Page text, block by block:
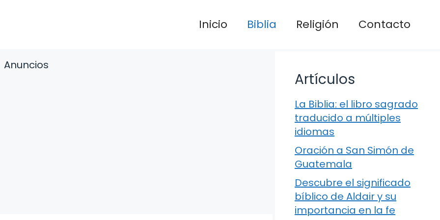
Inicio Biblia Religión Contacto
Anuncios
Artículos
La Biblia: el libro sagrado
traducido a múltiples
idiomas
Oración a San Simón de
Guatemala
Descubre el significado
bíblico de Aldair y su
importancia en la fe